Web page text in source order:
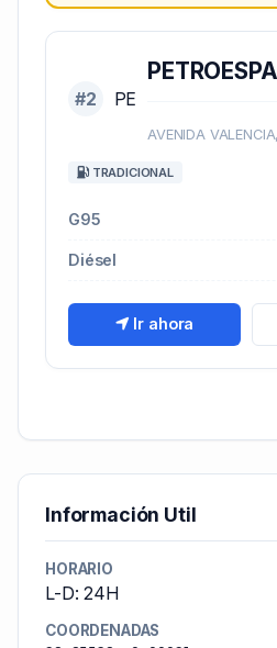
#2 PE
AVENIDA
TRADICIONAL
G95
Diésel
Ir ahora
Información Util
HORARIO
L-D: 24H
COORDENADAS